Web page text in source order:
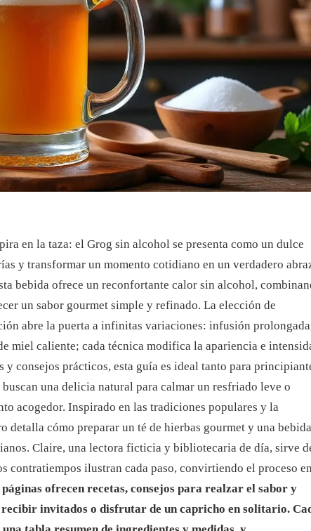
en la taza: el Grog sin alcohol se presenta como un dulce
y transformar un momento cotidiano en un verdadero
bebida ofrece un reconfortante calor sin alcohol,
un sabor gourmet simple y refinado. La elección de
abre la puerta a infinitas variaciones: infusión
miel caliente; cada técnica modifica la apariencia e
y consejos prácticos, esta guía es ideal tanto para
una delicia natural para calmar un resfriado leve o
acogedor. Inspirado en las tradiciones populares y la
detalla cómo preparar un té de hierbas gourmet y una bebida
Claire, una lectora ficticia y bibliotecaria de día, sirve
contratiempos ilustran cada paso, convirtiendo el proceso en
ofrecen recetas, consejos para realzar el sabor y
recibir invitados o disfrutar de un capricho en solitario.